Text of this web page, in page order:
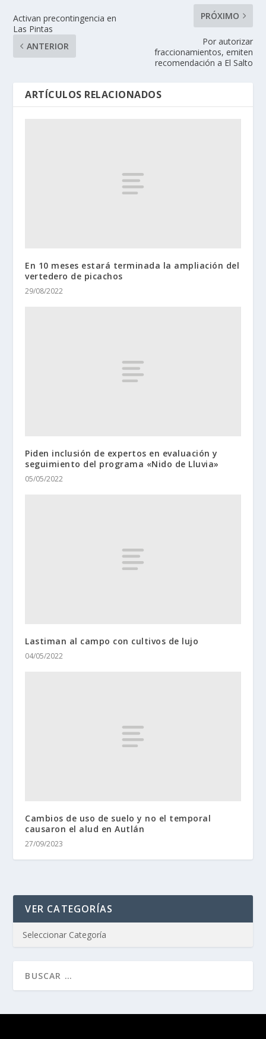
Activan precontingencia en
Las Pintas
ANTERIOR
PRÓXIMO
Por autorizar
fraccionamientos, emiten
recomendación a El Salto
ARTÍCULOS RELACIONADOS
En 10 meses estará terminada la ampliación del
vertedero de picachos
29/08/2022
Piden inclusión de expertos en evaluación y
seguimiento del programa «Nido de Lluvia»
05/05/2022
Lastiman al campo con cultivos de lujo
04/05/2022
Cambios de uso de suelo y no el temporal
causaron el alud en Autlán
27/09/2023
VER CATEGORÍAS